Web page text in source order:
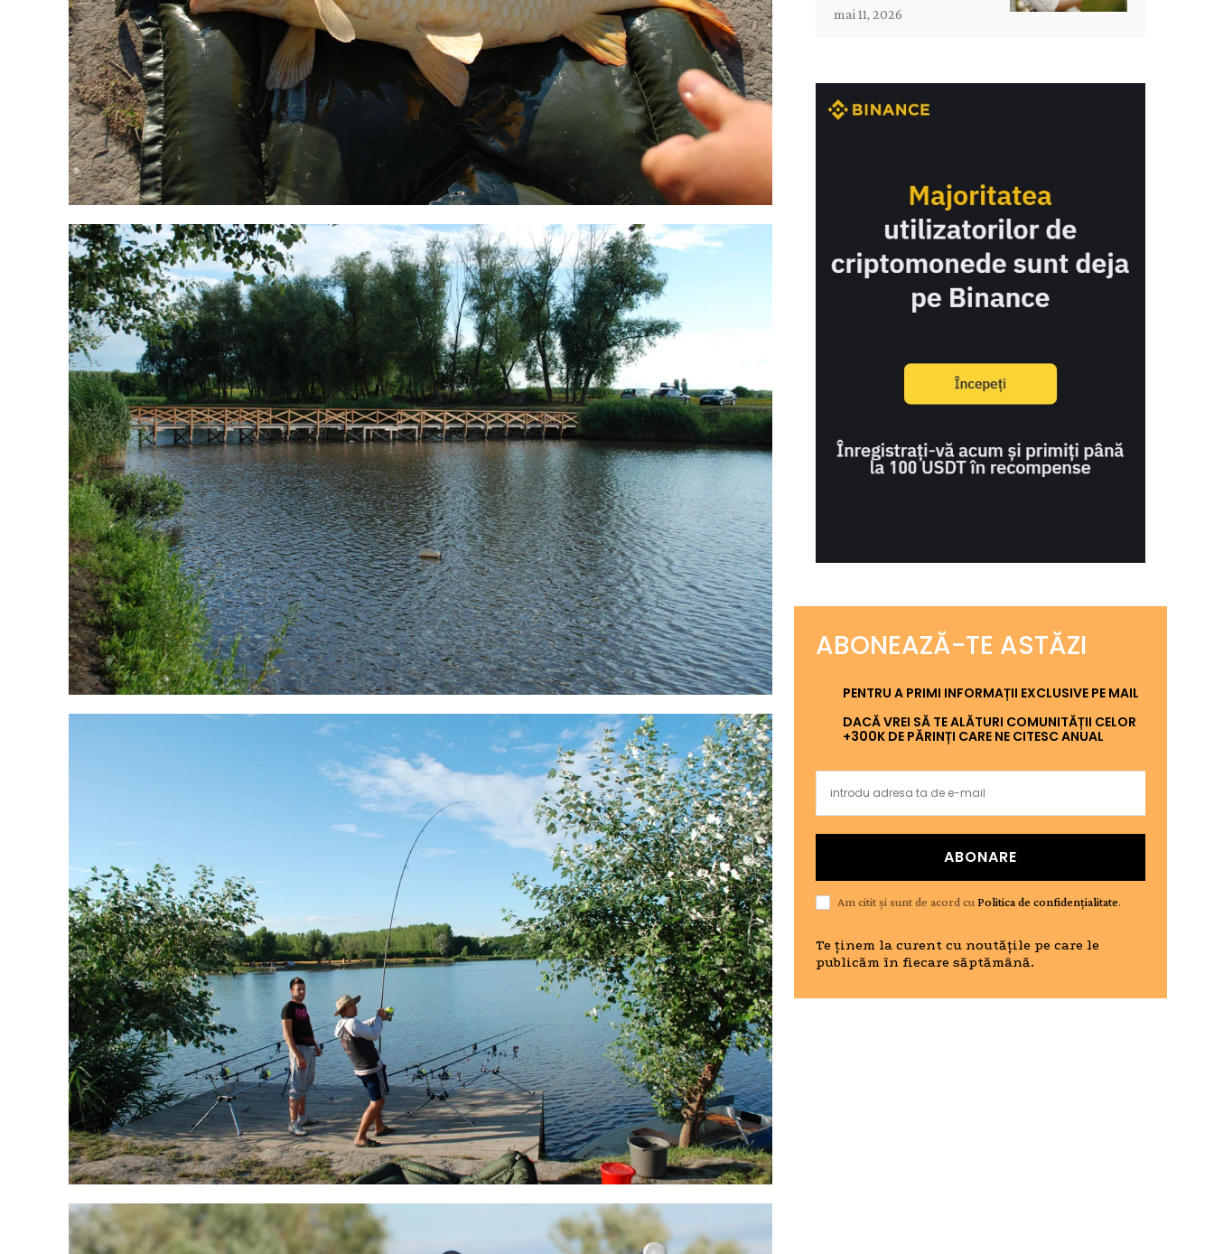
mai 11, 2026
ABONEAZĂ-TE ASTĂZI
PENTRU A PRIMI INFORMAȚII EXCLUSIVE PE MAIL
DACĂ VREI SĂ TE ALĂTURI COMUNITĂȚII CELOR
+300K DE PĂRINȚI CARE NE CITESC ANUAL
ABONARE
Am citit și sunt de acord cuPolitica de confidențialitate.
Te ținem la curent cu noutățile pe care le
publicăm în fiecare săptămână.